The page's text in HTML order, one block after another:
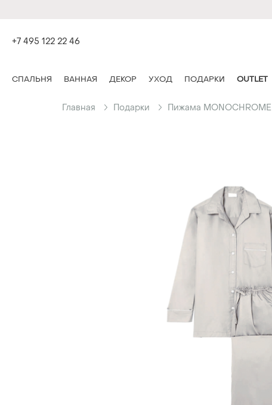
+7 495 122 22 46
СПАЛЬНЯ ВАННАЯ ДЕКОР УХОД ПОДАРКИ OUTLET
Главная Подарки Пижама MONOCHROME